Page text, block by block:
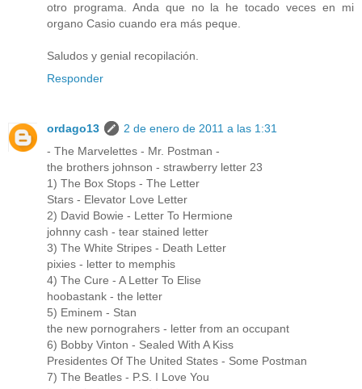
otro programa. Anda que no la he tocado veces en mi
organo Casio cuando era más peque.
Saludos y genial recopilación.
Responder
ordago13
2 de enero de 2011 a las 1:31
- The Marvelettes - Mr. Postman -
the brothers johnson - strawberry letter 23
1) The Box Stops - The Letter
Stars - Elevator Love Letter
2) David Bowie - Letter To Hermione
johnny cash - tear stained letter
3) The White Stripes - Death Letter
pixies - letter to memphis
4) The Cure - A Letter To Elise
hoobastank - the letter
5) Eminem - Stan
the new pornograhers - letter from an occupant
6) Bobby Vinton - Sealed With A Kiss
Presidentes Of The United States - Some Postman
7) The Beatles - P.S. I Love You